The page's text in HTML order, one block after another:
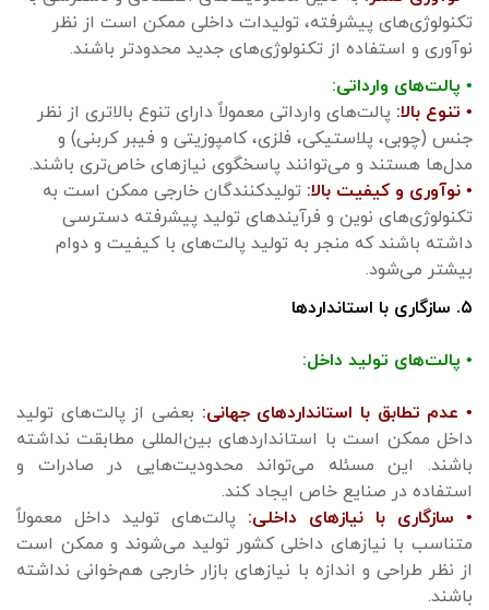
تکنولوژی‌های پیشرفته، تولیدات داخلی ممکن است از نظر
نوآوری و استفاده از تکنولوژی‌های جدید محدودتر باشند.
• پالت‌های وارداتی:
• تنوع بالا: پالت‌های وارداتی معمولاً دارای تنوع بالاتری از نظر
جنس (چوبی، پلاستیکی، فلزی، کامپوزیتی و فیبر کربنی) و
مدل‌ها هستند و می‌توانند پاسخگوی نیازهای خاص‌تری باشند.
• نوآوری و کیفیت بالا: تولیدکنندگان خارجی ممکن است به
تکنولوژی‌های نوین و فرآیندهای تولید پیشرفته دسترسی
داشته باشند که منجر به تولید پالت‌های با کیفیت و دوام
بیشتر می‌شود.
۵. سازگاری با استانداردها
• پالت‌های تولید داخل:
• عدم تطابق با استانداردهای جهانی: بعضی از پالت‌های تولید
داخل ممکن است با استانداردهای بین‌المللی مطابقت نداشته
باشند. این مسئله می‌تواند محدودیت‌هایی در صادرات و
استفاده در صنایع خاص ایجاد کند.
• سازگاری با نیازهای داخلی: پالت‌های تولید داخل معمولاً
متناسب با نیازهای داخلی کشور تولید می‌شوند و ممکن است
از نظر طراحی و اندازه با نیازهای بازار خارجی هم‌خوانی نداشته
باشند.